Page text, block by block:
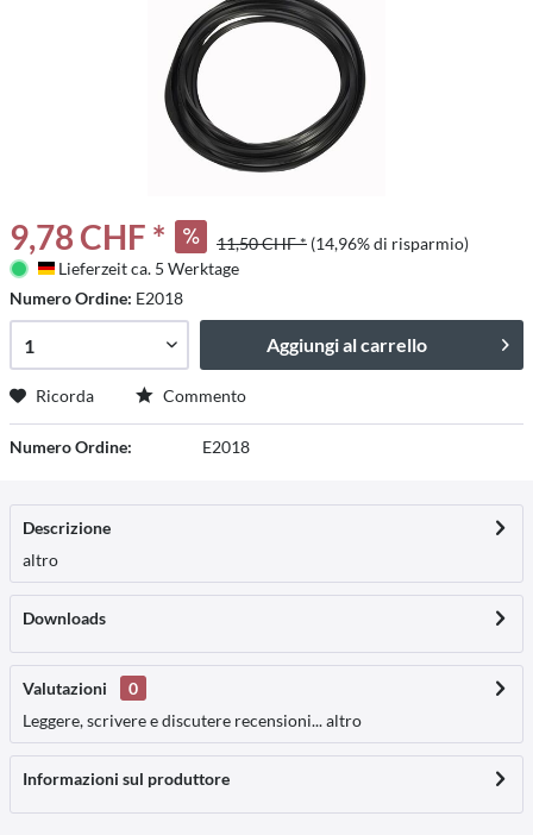
9,78 CHF * 11,50 CHF * (14,96% di risparmio)
Deutschland
Lieferzeit ca. 5 Werktage
Numero Ordine: E2018
Aggiungi al carrello
Ricorda Commento
Numero Ordine: E2018
Descrizione
altro
Downloads
Valutazioni
0
Leggere, scrivere e discutere recensioni...altro
Informazioni sul produttore